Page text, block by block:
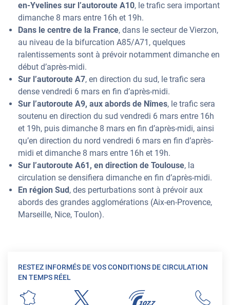
en-Yvelines sur l’autoroute A10, le trafic sera important
dimanche 8 mars entre 16h et 19h.
Dans le centre de la France, dans le secteur de Vierzon,
au niveau de la bifurcation A85/A71, quelques
ralentissements sont à prévoir notamment dimanche en
début d’après-midi.
Sur l’autoroute A7, en direction du sud, le trafic sera
dense vendredi 6 mars en fin d’après-midi.
Sur l’autoroute A9, aux abords de Nîmes, le trafic sera
soutenu en direction du sud vendredi 6 mars entre 16h
et 19h, puis dimanche 8 mars en fin d’après-midi, ainsi
qu’en direction du nord vendredi 6 mars en fin d’après-
midi et dimanche 8 mars entre 16h et 19h.
Sur l’autoroute A61, en direction de Toulouse, la
circulation se densifiera dimanche en fin d’après-midi.
En région Sud, des perturbations sont à prévoir aux
abords des grandes agglomérations (Aix-en-Provence,
Marseille, Nice, Toulon).
RESTEZ INFORMÉS DE VOS CONDITIONS DE CIRCULATION
EN TEMPS RÉEL